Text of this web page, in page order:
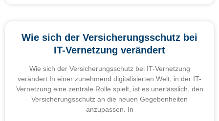
Wie sich der Versicherungsschutz bei
IT-Vernetzung verändert
Wie sich der Versicherungsschutz bei IT-Vernetzung
verändert In einer zunehmend digitalisierten Welt, in der IT-
Vernetzung eine zentrale Rolle spielt, ist es unerlässlich, den
Versicherungsschutz an die neuen Gegebenheiten
anzupassen. In